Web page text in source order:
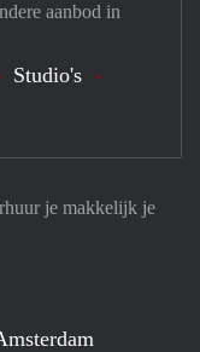
je makkelijk je
aanbod in
Studio's